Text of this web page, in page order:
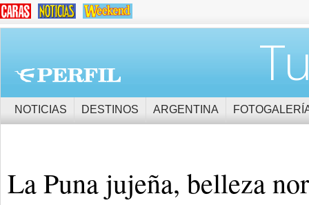
NOTICIAS DESTINOS ARGENTINA
La Puna jujeña, belleza